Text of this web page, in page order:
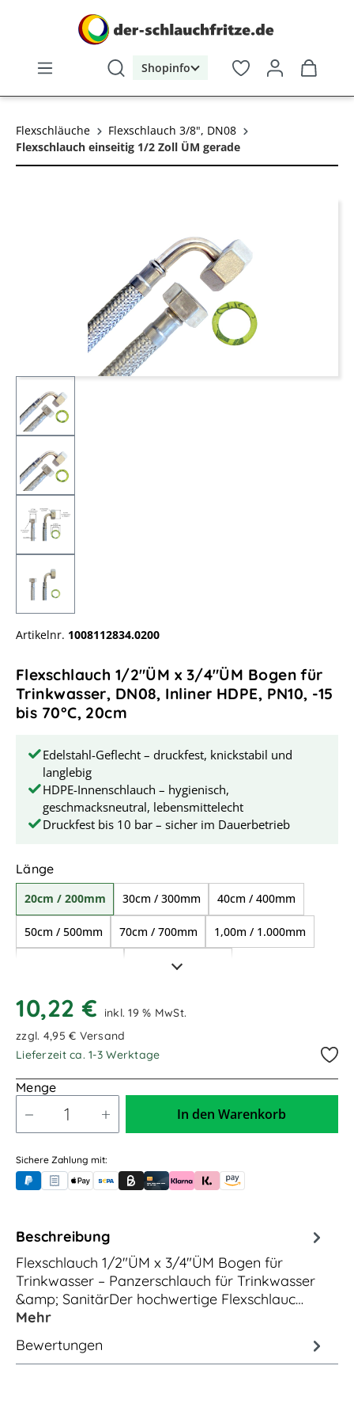
Shopinfo
Flexschläuche
Flexschlauch 3/8", DN08
Flexschlauch einseitig 1/2 Zoll ÜM gerade
Artikelnr. 1008112834.0200
Flexschlauch 1/2"ÜM x 3/4"ÜM Bogen für
Trinkwasser, DN08, Inliner HDPE, PN10, -15
bis 70°C, 20cm
Edelstahl-Geflecht – druckfest, knickstabil und
langlebig
HDPE-Innenschlauch – hygienisch,
geschmacksneutral, lebensmittelecht
Druckfest bis 10 bar – sicher im Dauerbetrieb
Längeauswählen
20cm / 200mm 30cm / 300mm 40cm / 400mm
50cm / 500mm 70cm / 700mm 1,00m / 1.000mm
2,00m / 2.000mm
4,00m / 4.000mm
10,22 €
inkl. 19 % MwSt.
zzgl. 4,95 € Versand
Lieferzeit ca. 1-3 Werktage
Menge
In den Warenkorb
Sichere Zahlung mit:
PayPalRechnungskauf (für Behörden)
Apple PayBanküberweisung (vorab)
Rechnungskauf (Billie)
Kreditkarte
Rechnung oder Ratenkauf (Klarna)
Sofortüberweisung (Klarna)
Amazon Pay
Beschreibung
Flexschlauch 1/2"ÜM x 3/4"ÜM Bogen für
Trinkwasser – Panzerschlauch für Trinkwasser
&amp; SanitärDer hochwertige Flexschlauc…
Mehr
Bewertungen